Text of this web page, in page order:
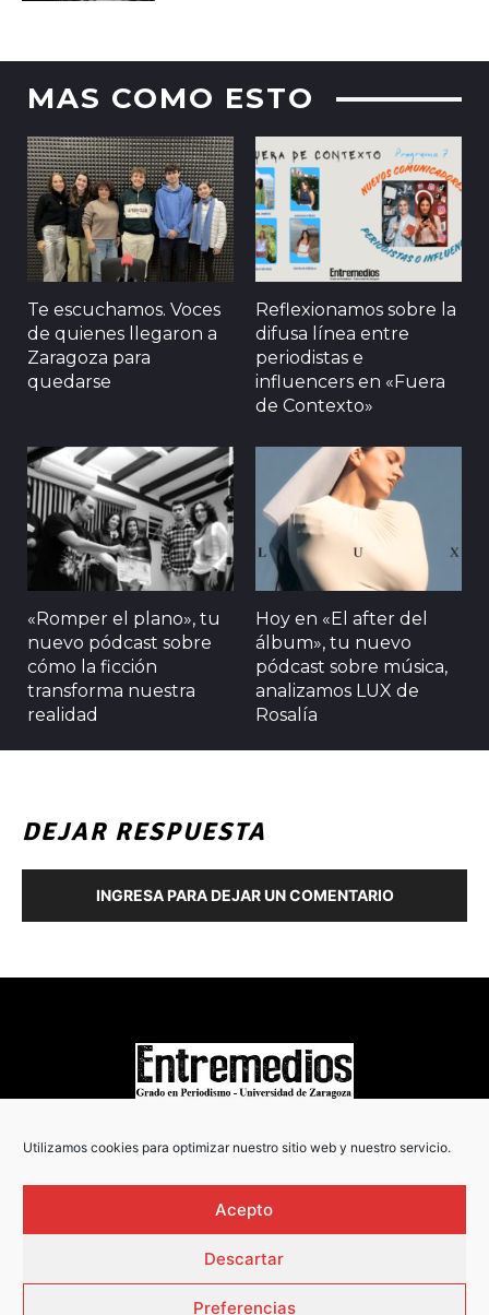
Utilizamos cookies para optimizar nuestro sitio web y nuestro servicio.
Acepto
Descartar
Preferencias
MAS COMO ESTO
Te escuchamos. Voces
de quienes llegaron a
Zaragoza para
quedarse
Reflexionamos sobre la
difusa línea entre
periodistas e
influencers en «Fuera
de Contexto»
«Romper el plano», tu
nuevo pódcast sobre
cómo la ficción
transforma nuestra
realidad
Hoy en «El after del
álbum», tu nuevo
pódcast sobre música,
analizamos LUX de
Rosalía
DEJAR RESPUESTA
INGRESA PARA DEJAR UN COMENTARIO